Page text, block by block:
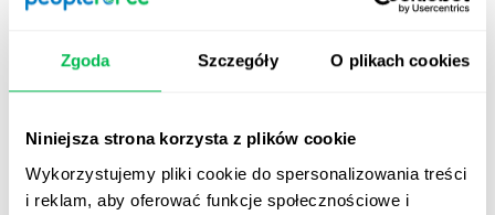
Zgoda Szczegóły O plikach cookies
Niniejsza strona korzysta z plików cookie
Wykorzystujemy pliki cookie do spersonalizowania treści
i reklam, aby oferować funkcje społecznościowe i
kontekstu.
O –observation
I –impact– wpływ, jaki dana sytuacja, zachowanie
ma na firmę, na zespół, na osobę udzielającą
feedbacku.